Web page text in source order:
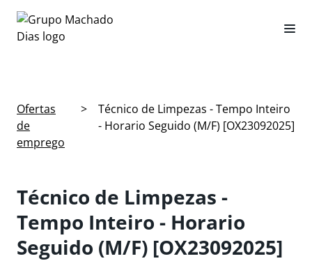
Ofertas
de
emprego
>
Técnico de Limpezas - Tempo Inteiro
- Horario Seguido (M/F) [OX23092025]
Técnico de Limpezas -
Tempo Inteiro - Horario
Seguido (M/F) [OX23092025]